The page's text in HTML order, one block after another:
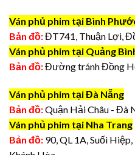
Ván phủ phim tại Bình
Bản đồ:ĐT741, Thuận Lợi,
Ván phủ phim tại Quảng
Bản đồ:Đường tránh Đồng
Ván phủ phim tại Đà Nẵng
Bản đồ:Quận Hải Châu - Đà
Ván phủ phim tại Nha Trang
Bản đồ: 90, QL 1A, Suối